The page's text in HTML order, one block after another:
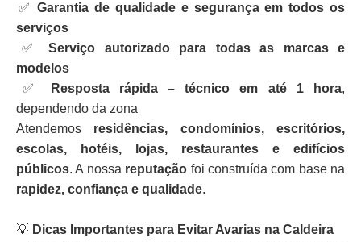
✅Garantia de qualidade e segurança em todos os
serviços
✅Serviço autorizado para todas as marcas e
modelos
✅
Resposta rápida – técnico em até 1 hora,
dependendo da zona
Atendemos residências, condomínios, escritórios,
escolas, hotéis, lojas, restaurantes e edifícios
públicos. A nossa reputação foi construída com base na
rapidez, confiança e qualidade.
💡 Dicas Importantes para Evitar Avarias na Caldeira